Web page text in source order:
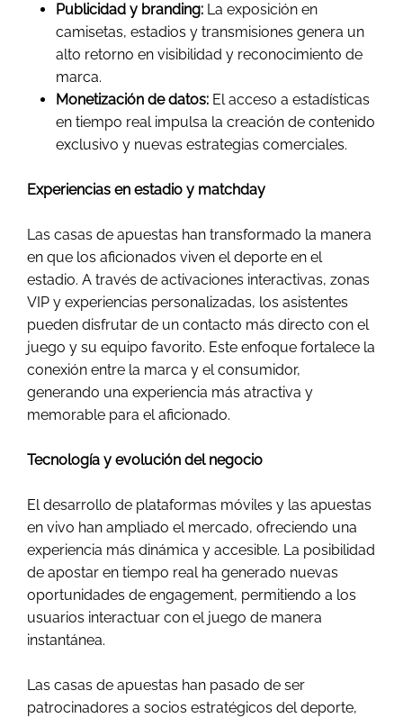
Publicidad y branding: La exposición en
camisetas, estadios y transmisiones genera un
alto retorno en visibilidad y reconocimiento de
marca.
Monetización de datos: El acceso a estadísticas
en tiempo real impulsa la creación de contenido
exclusivo y nuevas estrategias comerciales.
Experiencias en estadio y matchday
Las casas de apuestas han transformado la manera
en que los aficionados viven el deporte en el
estadio. A través de activaciones interactivas, zonas
VIP y experiencias personalizadas, los asistentes
pueden disfrutar de un contacto más directo con el
juego y su equipo favorito. Este enfoque fortalece la
conexión entre la marca y el consumidor,
generando una experiencia más atractiva y
memorable para el aficionado.
Tecnología y evolución del negocio
El desarrollo de plataformas móviles y las apuestas
en vivo han ampliado el mercado, ofreciendo una
experiencia más dinámica y accesible. La posibilidad
de apostar en tiempo real ha generado nuevas
oportunidades de engagement, permitiendo a los
usuarios interactuar con el juego de manera
instantánea.
Las casas de apuestas han pasado de ser
patrocinadores a socios estratégicos del deporte,